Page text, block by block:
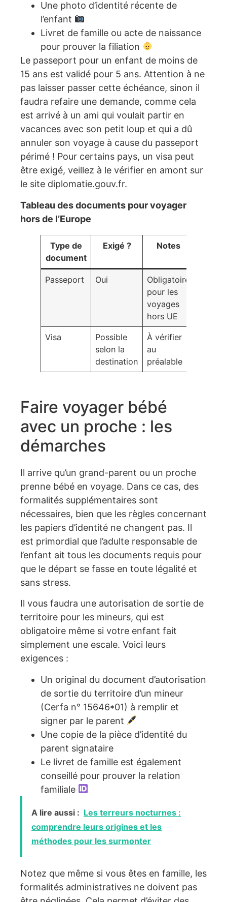
Une photo d’identité récente de
l’enfant
Livret de famille ou acte de naissance
pour prouver la filiation
Le passeport pour un enfant de moins de
15 ans est validé pour 5 ans. Attention à ne
pas laisser passer cette échéance, sinon il
faudra refaire une demande, comme cela
est arrivé à un ami qui voulait partir en
vacances avec son petit loup et qui a dû
annuler son voyage à cause du passeport
périmé ! Pour certains pays, un visa peut
être exigé, veillez à le vérifier en amont sur
le site diplomatie.gouv.fr.
Tableau des documents pour voyager
hors de l’Europe
Type de
document
Exigé ? Notes
Passeport Oui
Obligatoire
pour les
voyages
hors UE
Visa
Possible
selon la
destination
À vérifier
au
préalable
Faire voyager bébé
avec un proche : les
démarches
Il arrive qu’un grand-parent ou un proche
prenne bébé en voyage. Dans ce cas, des
formalités supplémentaires sont
nécessaires, bien que les règles concernant
les papiers d’identité ne changent pas. Il
est primordial que l’adulte responsable de
l’enfant ait tous les documents requis pour
que le départ se fasse en toute légalité et
sans stress.
Il vous faudra une autorisation de sortie de
territoire pour les mineurs, qui est
obligatoire même si votre enfant fait
simplement une escale. Voici leurs
exigences :
Un original du document d’autorisation
de sortie du territoire d’un mineur
(Cerfa n° 15646*01) à remplir et
signer par le parent
Une copie de la pièce d’identité du
parent signataire
Le livret de famille est également
conseillé pour prouver la relation
familiale
A lire aussi : Les terreurs nocturnes :
comprendre leurs origines et les
méthodes pour les surmonter
Notez que même si vous êtes en famille, les
formalités administratives ne doivent pas